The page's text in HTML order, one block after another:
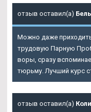
отзыв оставил(а)
Можно даже
трудовую Парную
воры, сразу
тюрьму. Лучший курс
отзыв оставил(а)